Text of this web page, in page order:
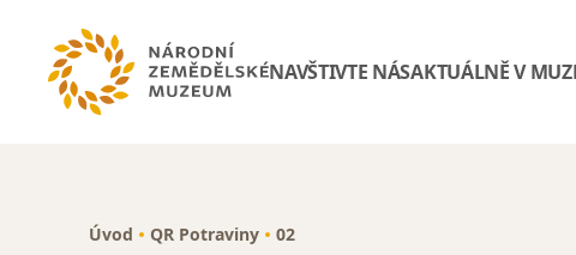
NAVŠTIVTE NÁSAKTUÁLNĚ V
Úvod QR Potraviny 02